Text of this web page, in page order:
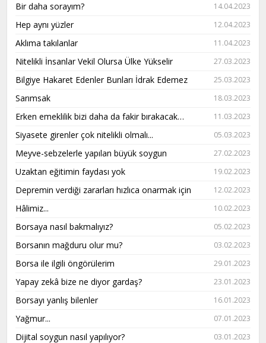
Bir daha sorayım? 14.04.2023
Hep aynı yüzler 12.04.2023
Aklıma takılanlar 11.04.2023
Nitelikli İnsanlar Vekil Olursa Ülke Yükselir 27.03.2023
Bilgiye Hakaret Edenler Bunları İdrak Edemez 25.03.2023
Sarımsak 18.03.2023
Erken emeklilik bizi daha da fakir bırakacak… 11.03.2023
Siyasete girenler çok nitelikli olmalı... 05.03.2023
Meyve-sebzelerle yapılan büyük soygun 27.02.2023
Uzaktan eğitimin faydası yok 19.02.2023
Depremin verdiği zararları hızlıca onarmak için 12.02.2023
Hâlimiz... 10.02.2023
Borsaya nasıl bakmalıyız? 05.02.2023
Borsanın mağduru olur mu? 03.02.2023
Borsa ile ilgili öngörülerim 29.01.2023
Yapay zekâ bize ne diyor gardaş? 23.01.2023
Borsayı yanlış bilenler 16.01.2023
Yağmur... 07.01.2023
Dijital soygun nasıl yapılıyor? 03.01.2023